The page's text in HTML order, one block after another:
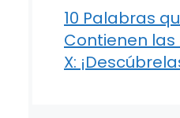
10 Palabras
Contienen las
X: